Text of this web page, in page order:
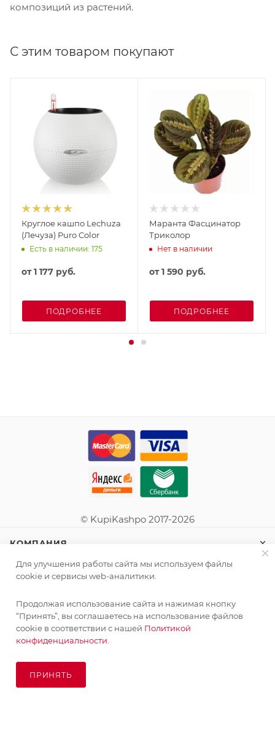
композиций из растений.
С этим товаром покупают
Круглое кашпо Lechuza
(Лечуза) Puro Color
Есть в наличии: 175
от1 177 руб.
ПОДРОБНЕЕ
Маранта Фасцинатор
Триколор
Нет в наличии
от1 590 руб.
ПОДРОБНЕЕ
© KupiKashpo 2017-2026
КОМПАНИЯ
ИНФОРМАЦИЯ
ПОМОЩЬ
ПОДПИСАТЬСЯ НА РАССЫЛКУ
Для улучшения работы сайта мы используем файлы
cookie и сервисы web-аналитики.
Продолжая использование сайта и нажимая кнопку
“Принять”, вы соглашаетесь на использование файлов
cookie в соответствии с нашей Политикой
конфиденциальности.
ПРИНЯТЬ